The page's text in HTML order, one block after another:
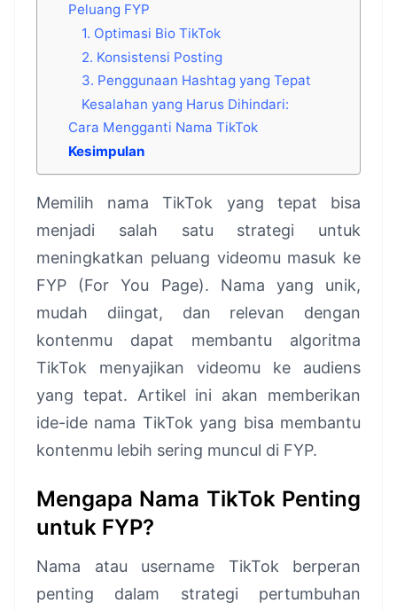
Peluang FYP
1. Optimasi Bio TikTok
2. Konsistensi Posting
3. Penggunaan Hashtag yang Tepat
Kesalahan yang Harus Dihindari:
Cara Mengganti Nama TikTok
Kesimpulan
Memilih nama TikTok yang tepat bisa
menjadi salah satu strategi untuk
meningkatkan peluang videomu masuk ke
FYP (For You Page). Nama yang unik,
mudah diingat, dan relevan dengan
kontenmu dapat membantu algoritma
TikTok menyajikan videomu ke audiens
yang tepat. Artikel ini akan memberikan
ide-ide nama TikTok yang bisa membantu
kontenmu lebih sering muncul di FYP.
Mengapa Nama TikTok Penting
untuk FYP?
Nama atau username TikTok berperan
penting dalam strategi pertumbuhan